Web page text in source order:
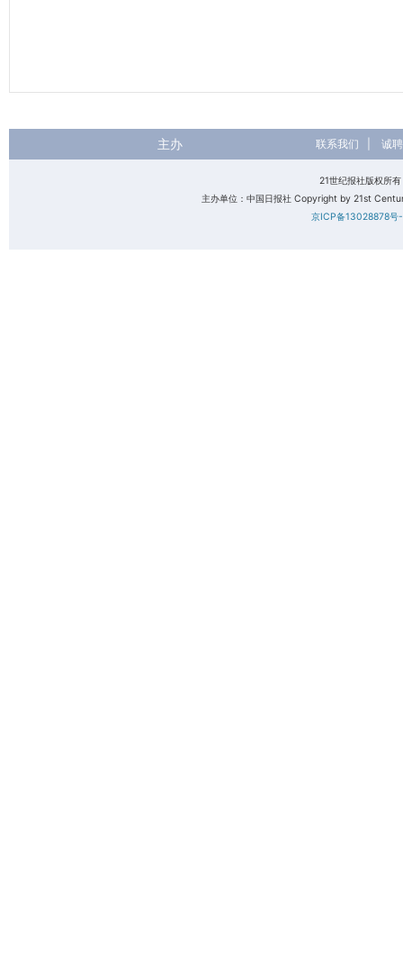
主办 联系我们 诚
21世纪报社版权所
主办单位：中国日报社 Copyright by 21st
京ICP备13028878号